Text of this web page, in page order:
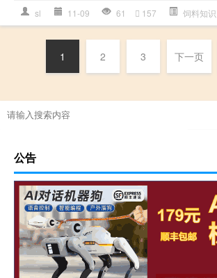
sl 11-09 61 157 饲料知识
1 2 3 下一页
公告